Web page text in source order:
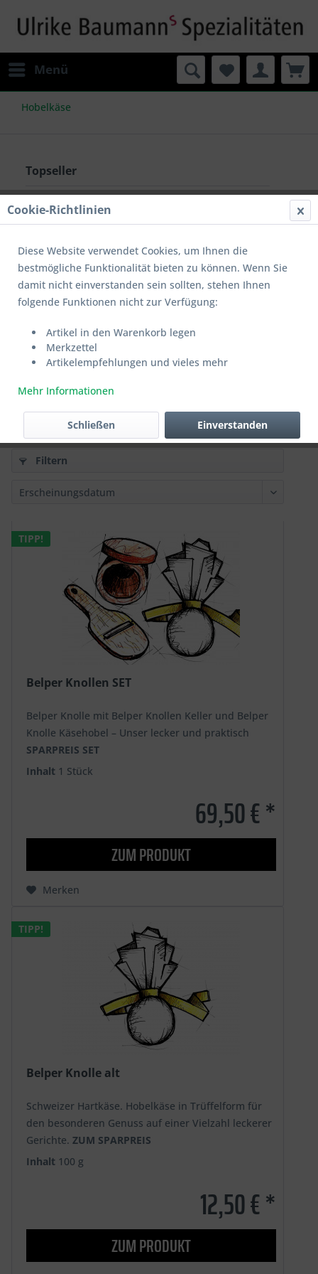
Menü
Hobelkäse
Topseller
Belper Knolle alt
Filtern
TIPP!
Belper Knollen SET
Belper Knolle mit Belper Knollen Keller und Belper
Knolle Käsehobel – Unser lecker und praktisch
SPARPREIS SET
Inhalt 1 Stück
69,50 € *
ZUM PRODUKT
Merken
TIPP!
Belper Knolle alt
Schweizer Hartkäse. Hobelkäse in Trüffelform für
den besonderen Genuss auf einer Vielzahl leckerer
Gerichte. ZUM SPARPREIS
Inhalt 100 g
12,50 € *
ZUM PRODUKT
Cookie-Richtlinien
Diese Website verwendet Cookies, um Ihnen die
bestmögliche Funktionalität bieten zu können. Wenn Sie
damit nicht einverstanden sein sollten, stehen Ihnen
folgende Funktionen nicht zur Verfügung:
Artikel in den Warenkorb legen
Merkzettel
Artikelempfehlungen und vieles mehr
Mehr Informationen
Einverstanden
Schließen